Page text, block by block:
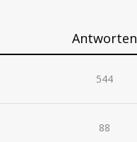
Antworten
544
88